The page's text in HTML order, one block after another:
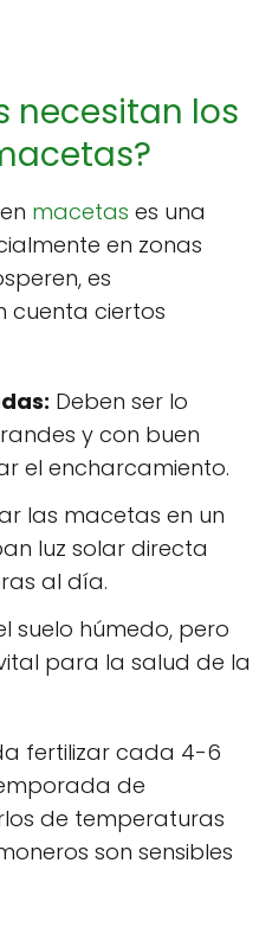
necesitan los
macetas es una
en zonas
es
cuenta ciertos
Deben ser lo
y con buen
el encharcamiento.
las macetas en un
luz solar directa
al día.
suelo húmedo, pero
para la salud de la
fertilizar cada 4-6
de
de temperaturas
son sensibles